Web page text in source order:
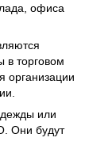
офиса
в торговом
организации
или
Они будут